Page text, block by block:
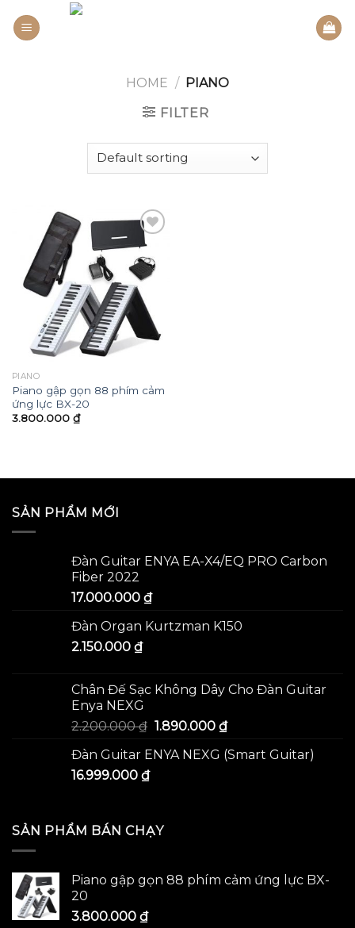
HOME / PIANO
FILTER
Add to
wishlist
PIANO
Piano gập gọn 88 phím cảm
ứng lực BX-20
3.800.000 ₫
SẢN PHẨM MỚI
Đàn Guitar ENYA EA-X4/EQ PRO Carbon
Fiber 2022
17.000.000 ₫
Đàn Organ Kurtzman K150
2.150.000 ₫
Chân Đế Sạc Không Dây Cho Đàn Guitar
Enya NEXG
2.200.000₫ 1.890.000 ₫
Đàn Guitar ENYA NEXG (Smart Guitar)
16.999.000 ₫
SẢN PHẨM BÁN CHẠY
Piano gập gọn 88 phím cảm ứng lực BX-
20
3.800.000 ₫